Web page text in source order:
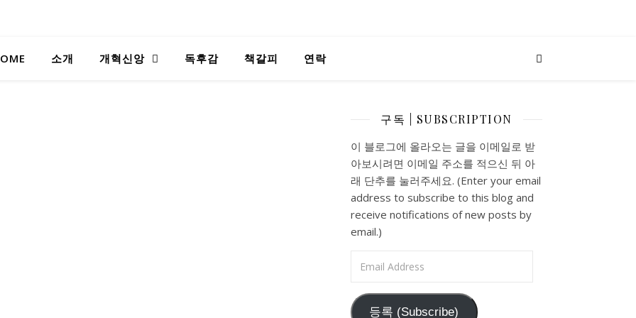
소개 개혁신앙 독후감 책갈피 연락
구독 | SUBSCRIPTION
이 블로그에 올라오는 글을 이메일로 받
아보시려면 이메일 주소를 적으신 뒤 아
래 단추를 눌러주세요. (Enter your email
address to subscribe to this blog and
receive notifications of new posts by
email.)
등록 (Subscribe)